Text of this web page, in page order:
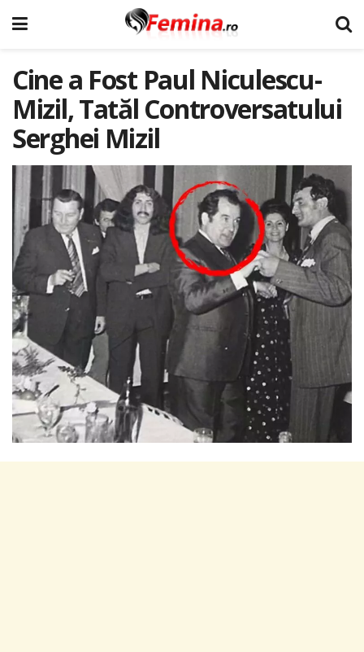
Cine a Fost Paul Niculescu-
Mizil, Tatăl Controversatului
Serghei Mizil